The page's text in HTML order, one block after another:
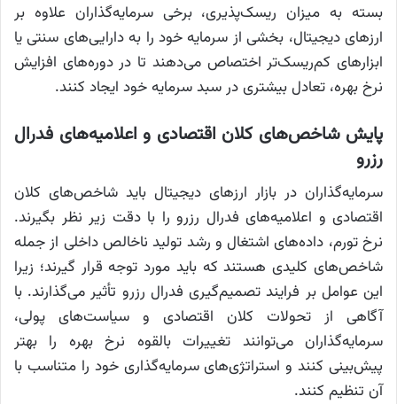
بسته به میزان ریسک‌پذیری، برخی سرمایه‌گذاران علاوه بر
ارزهای دیجیتال، بخشی از سرمایه خود را به دارایی‌های سنتی یا
ابزارهای کم‌ریسک‌تر اختصاص می‌دهند تا در دوره‌های افزایش
نرخ بهره، تعادل بیشتری در سبد سرمایه خود ایجاد کنند.
پایش شاخص‌های کلان اقتصادی و اعلامیه‌های فدرال
رزرو
سرمایه‌گذاران در بازار ارزهای دیجیتال باید شاخص‌های کلان
اقتصادی و اعلامیه‌های فدرال رزرو را با دقت زیر نظر بگیرند.
نرخ تورم، داده‌های اشتغال و رشد تولید ناخالص داخلی از جمله
شاخص‌های کلیدی هستند که باید مورد توجه قرار گیرند؛ زیرا
این عوامل بر فرایند تصمیم‌گیری فدرال رزرو تأثیر می‌گذارند. با
آگاهی از تحولات کلان اقتصادی و سیاست‌های پولی،
سرمایه‌گذاران می‌توانند تغییرات بالقوه نرخ بهره را بهتر
پیش‌بینی کنند و استراتژی‌های سرمایه‌گذاری خود را متناسب با
آن تنظیم کنند.